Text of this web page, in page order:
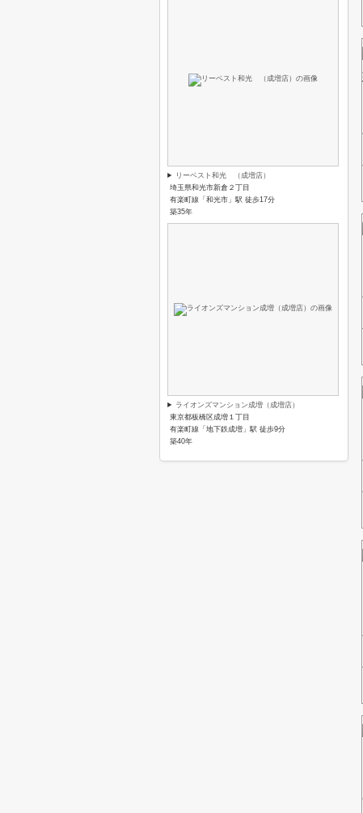
リーベスト和光 （成増店）
埼玉県和光市新倉２丁目
有楽町線「和光市」駅 徒歩17分
築35年
ライオンズマンション成増（成増店）
東京都板橋区成増１丁目
有楽町線「地下鉄成増」駅 徒歩9分
築40年